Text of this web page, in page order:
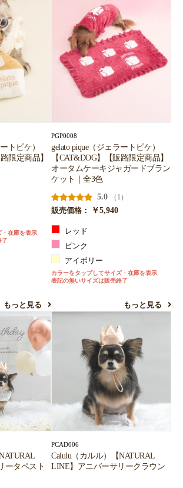
トピケ）
限定商品】
・在庫を表示
了
もっと見る
PGP0008
gelato pique（ジェラートピケ）
【CAT&DOG】【販路限定商品】
オータムケーキジャガードブラン
ケット｜全3色
5.0
（1）
販売価格：
￥5,940
レッド
ピンク
アイボリー
カラーをタップしてサイズ・在庫を表示
表記の無いサイズは販売終了
もっと見る
ータペスト
PCAD006
Calulu（カルル）【NATURAL
LINE】アニバーサリークラウン